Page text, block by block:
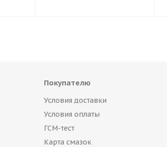
Покупателю
Условия доставки
Условия оплаты
ГСМ-тест
Карта смазок